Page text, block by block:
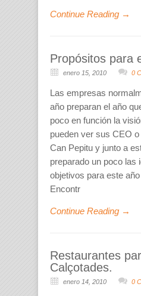
Continue Reading →
Propósitos para
enero 15, 2010 0
Las empresas
año preparan el año
poco en función la
pueden ver sus CEO
Can Pepitu y junto a
preparado un poco las
objetivos para este
Encontr
Continue Reading →
Restaurantes
Calçotades.
enero 14, 2010 0